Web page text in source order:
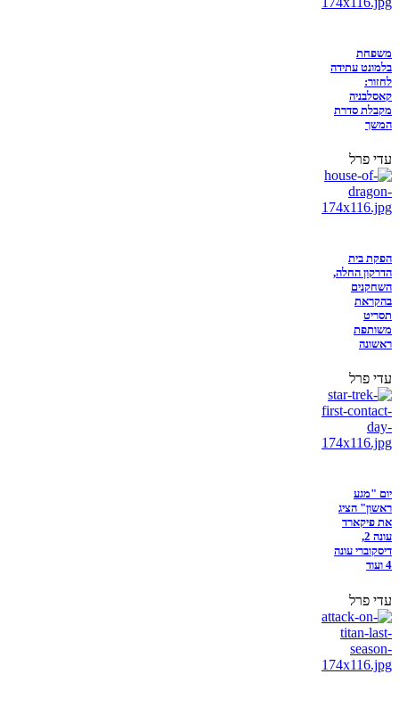
משפחת
בלמונט עתידה
לחזור:
קאסלבניה
מקבלת סדרת
המשך
עדי פרל
הפקת בית
הדרקון החלה,
השחקנים
בהקראת
תסריט
משותפת
ראשונה
עדי פרל
יום "מגע
ראשון" הציג
את פיקארד
עונה 2,
דיסקוברי עונה
4 ועוד
עדי פרל